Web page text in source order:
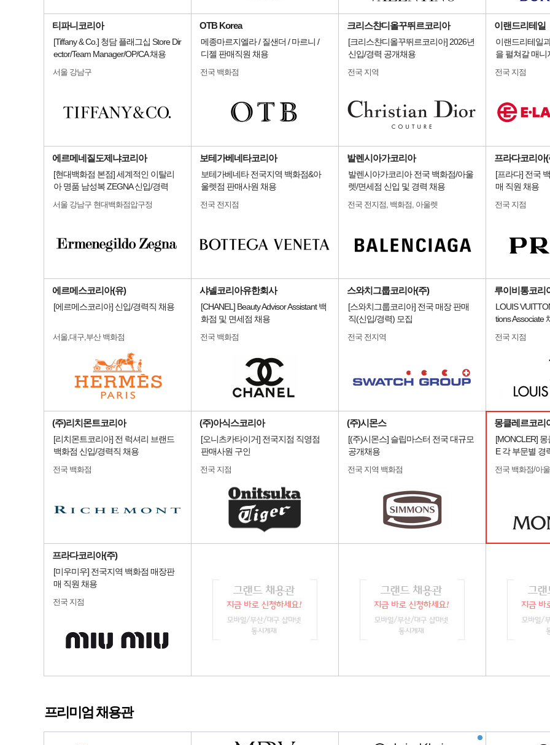
티파니코리아
[Tiffany & Co.] 청담 플래그십 Store Dir
ector/Team Manager/OP/CA 채용
서울 강남구
OTB Korea
메종마르지엘라 / 질샌더 / 마르니 /
디젤 판매직원 채용
전국 백화점
크리스챤디올꾸뛰르코리아
[크리스챤디올꾸뛰르코리아] 2026년
신입/경력 공개채용
전국 지역
이랜드리테일
이랜드리테일
을 펼쳐갈 매
전국 지점
에르메네질도제냐코리아
[현대백화점 본점] 세계적인 이탈리
아 명품 남성복 ZEGNA 신입/경력
서울 강남구 현대백화점압구정
보테가베네타코리아
보테가베네타 전국지역 백화점&아
울렛점 판매사원 채용
전국 전지점
발렌시아가코리아
발렌시아가코리아 전국 백화점/아울
렛/면세점 신입 및 경력 채용
전국 전지점, 백화점, 아울렛
프라다코리아(
[프라다] 전국
매 직원 채용
전국 지점
에르메스코리아(유)
[에르메스코리아] 신입/경력직 채용
서울,대구,부산 백화점
샤넬코리아유한회사
[CHANEL] Beauty Advisor Assistant 백
화점 및 면세점 채용
전국 백화점
스와치그룹코리아(주)
[스와치그룹코리아] 전국 매장 판매
직(신입/경력) 모집
전국 전지역
루이비통코리
LOUIS
tions Associate
전국 지점
(주)리치몬트코리아
[리치몬트코리아] 전 럭셔리 브랜드
백화점 신입/경력직 채용
전국 백화점
(주)아식스코리아
[오니츠카타이거] 전국지점 직영점
판매사원 구인
전국 지점
(주)시몬스
[(주)시몬스] 슬립마스터 전국 대규모
공개채용
전국 지역 백화점
몽클레르코리
[MONCLER]
E 각 부문별 경
전국 백화점/아
프라다코리아(주)
[미우미우] 전국지역 백화점 매장판
매 직원 채용
전국 지점
프리미엄 채용관